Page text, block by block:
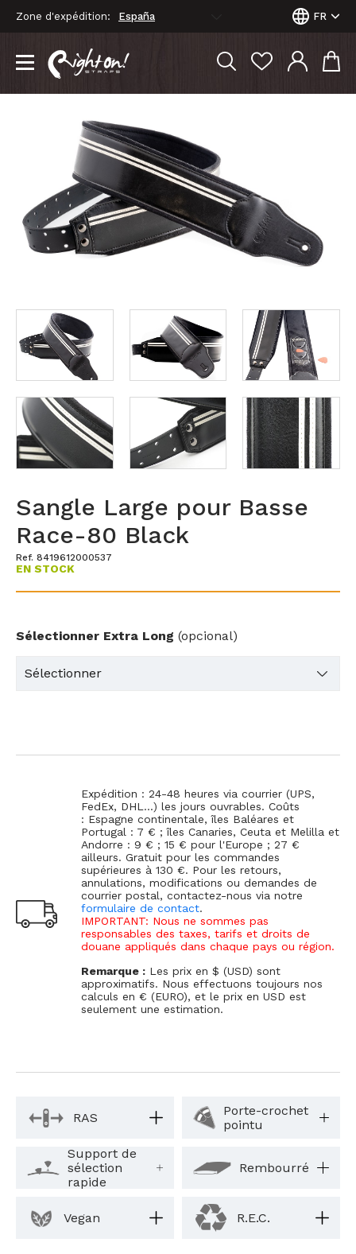
Zone d'expédition: FR
Sangle Large pour Basse
Race-80 Black
Ref. 8419612000537
EN STOCK
Sélectionner Extra Long (opcional)
Expédition : 24-48 heures via courrier (UPS,
FedEx, DHL...) les jours ouvrables. Coûts
: Espagne continentale, îles Baléares et
Portugal : 7 € ; îles Canaries, Ceuta et Melilla et
Andorre : 9 € ; 15 € pour l'Europe ; 27 €
ailleurs. Gratuit pour les commandes
supérieures à 130 €. Pour les retours,
annulations, modifications ou demandes de
courrier postal, contactez-nous via notre
formulaire de contact.
IMPORTANT: Nous ne sommes pas
responsables des taxes, tarifs et droits de
douane appliqués dans chaque pays ou région.
Remarque : Les prix en $ (USD) sont
approximatifs. Nous effectuons toujours nos
calculs en € (EURO), et le prix en USD est
seulement une estimation.
RAS
Porte-crochet
pointu
Support de
sélection
rapide
Rembourré
Vegan R.E.C.